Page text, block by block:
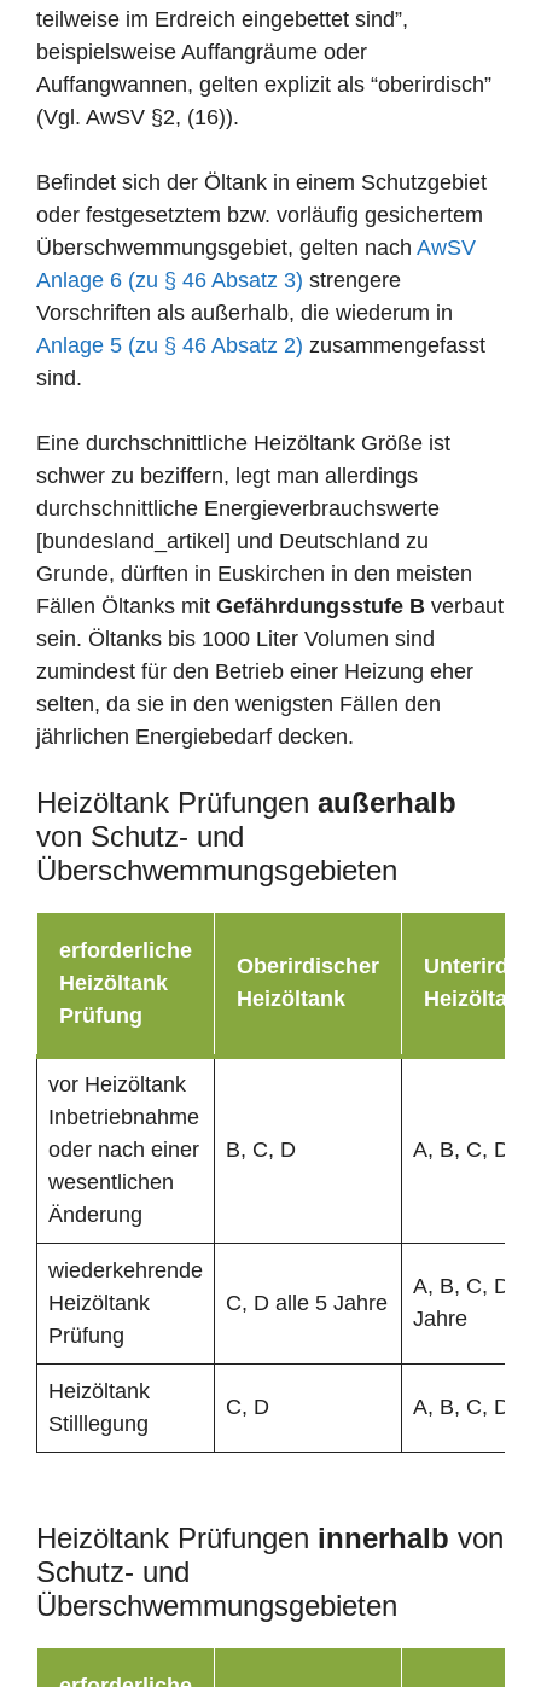
teilweise im Erdreich eingebettet sind”,
beispielsweise Auffangräume oder
Auffangwannen, gelten explizit als “oberirdisch”
(Vgl. AwSV §2, (16)).
Befindet sich der Öltank in einem Schutzgebiet
oder festgesetztem bzw. vorläufig gesichertem
Überschwemmungsgebiet, gelten nach AwSV
Anlage 6 (zu § 46 Absatz 3) strengere
Vorschriften als außerhalb, die wiederum in
Anlage 5 (zu § 46 Absatz 2) zusammengefasst
sind.
Eine durchschnittliche Heizöltank Größe ist
schwer zu beziffern, legt man allerdings
durchschnittliche Energieverbrauchswerte
[bundesland_artikel] und Deutschland zu
Grunde, dürften in Euskirchen in den meisten
Fällen Öltanks mit Gefährdungsstufe B verbaut
sein. Öltanks bis 1000 Liter Volumen sind
zumindest für den Betrieb einer Heizung eher
selten, da sie in den wenigsten Fällen den
jährlichen Energiebedarf decken.
Heizöltank Prüfungen außerhalb
von Schutz- und
Überschwemmungsgebieten
erforderliche
Heizöltank
Prüfung
Oberirdischer
Heizöltank
Heizöltank
vor Heizöltank
Inbetriebnahme
oder nach einer
wesentlichen
Änderung
B, C, D A, B, C, D
wiederkehrende
Heizöltank
Prüfung
C, D alle 5 Jahre
A, B, C, D
Jahre
Heizöltank
Stilllegung
C, D A, B, C, D
Heizöltank Prüfungen innerhalb von
Schutz- und
Überschwemmungsgebieten